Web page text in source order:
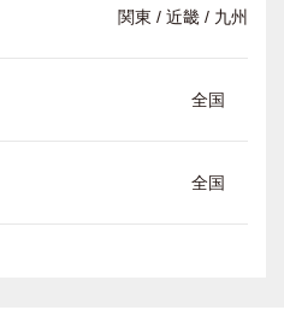
関東 / 近畿 / 九州・
全国
全国